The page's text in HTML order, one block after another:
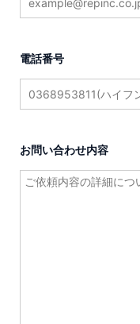
電話番号
お問い合わせ内容